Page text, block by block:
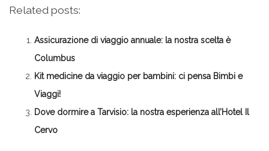
su
Facebook
una
finestra)
condividere
su
apre
in
nuova
finestra)
apre
in
apre
in
una
nuova
Related posts:
Assicurazione di viaggio annuale: la nostra scelta è
Columbus
Kit medicine da viaggio per bambini: ci pensa Bimbi e
Viaggi!
Dove dormire a Tarvisio: la nostra esperienza all’Hotel Il
Cervo